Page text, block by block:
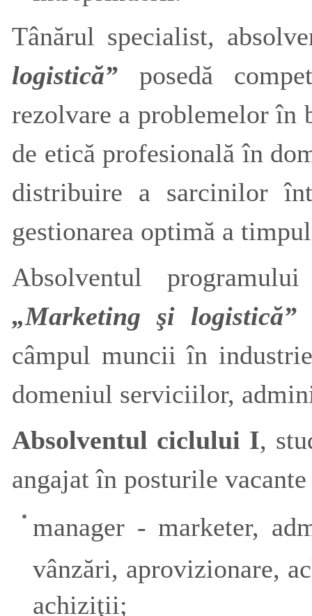
Tânărul specialist,
logistică” posedă
rezolvare a problemelor
de etică profesională în
distribuire a sarcinilor
gestionarea optimă a
Absolventul
„Marketing şi logistică”
câmpul muncii în
domeniul serviciilor,
Absolventul ciclului I,
angajat în posturile
manager - marketer,
vânzări, aprovizionare,
achiziţii;